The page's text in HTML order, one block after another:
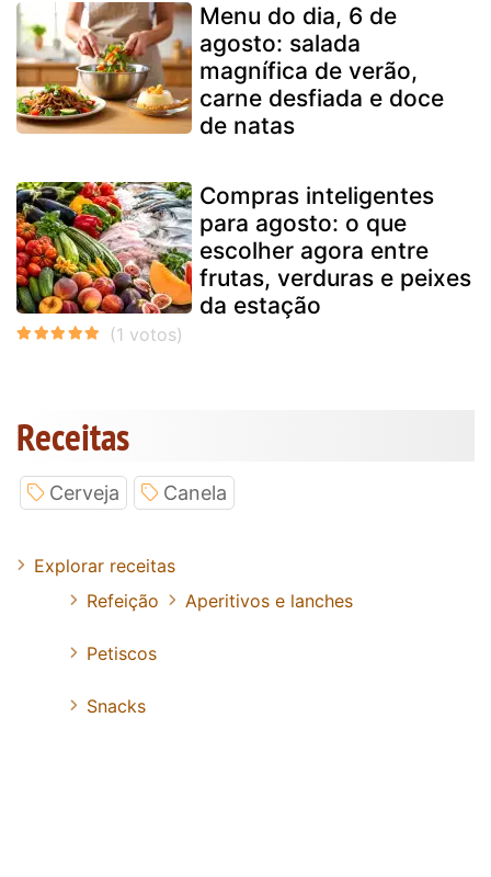
Menu do dia, 6 de
agosto: salada
magnífica de verão,
carne desfiada e doce
de natas
Compras inteligentes
para agosto: o que
escolher agora entre
frutas, verduras e peixes
da estação
Receitas
Cerveja Canela
Explorar receitas
Refeição
Aperitivos e lanches
Petiscos
Snacks